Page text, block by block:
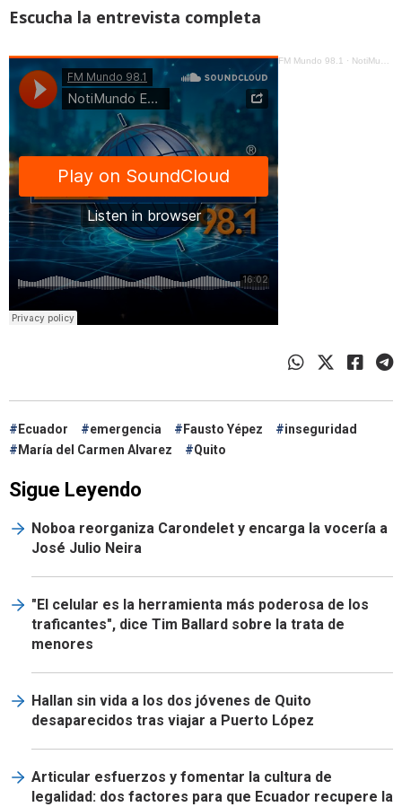
Escucha la entrevista completa
FM Mundo 98.1 · NotiMundo Estelar - David Ortuño, Violento asalto a la familia de Renato Ortuño
Ecuador emergencia Fausto Yépez
inseguridad
María del Carmen Alvarez
Quito
Sigue Leyendo
Noboa reorganiza Carondelet y encarga la vocería a
José Julio Neira
"El celular es la herramienta más poderosa de los
traficantes", dice Tim Ballard sobre la trata de
menores
Hallan sin vida a los dos jóvenes de Quito
desaparecidos tras viajar a Puerto López
Articular esfuerzos y fomentar la cultura de
legalidad: dos factores para que Ecuador recupere la